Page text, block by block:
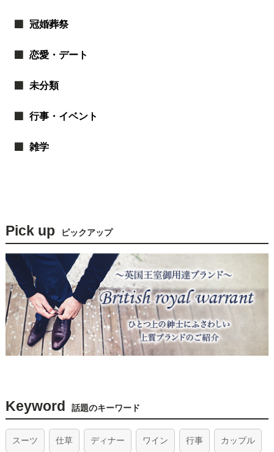
冠婚葬祭
恋愛・デート
未分類
行事・イベント
雑学
Pick up ピックアップ
Keyword 話題のキーワード
スーツ 仕草 ディナー ワイン 行事 カップル